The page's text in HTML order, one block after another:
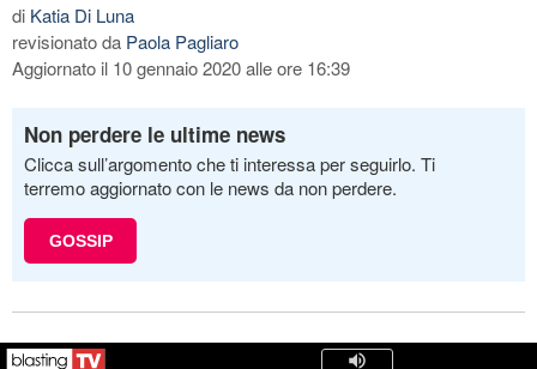
di Katia Di Luna
revisionato da Paola Pagliaro
Aggiornato il 10 gennaio 2020 alle ore 16:39
Non perdere le ultime news
Clicca sull’argomento che ti interessa per seguirlo. Ti
terremo aggiornato con le news da non perdere.
GOSSIP